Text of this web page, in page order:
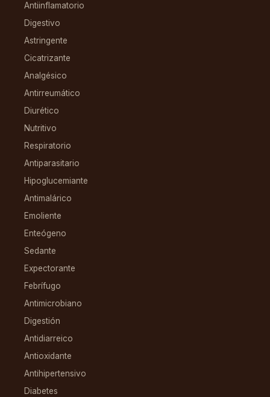
Antiinflamatorio
Digestivo
Astringente
Cicatrizante
Analgésico
Antirreumático
Diurético
Nutritivo
Respiratorio
Antiparasitario
Hipoglucemiante
Antimalárico
Emoliente
Enteógeno
Sedante
Expectorante
Febrífugo
Antimicrobiano
Digestión
Antidiarreico
Antioxidante
Antihipertensivo
Diabetes